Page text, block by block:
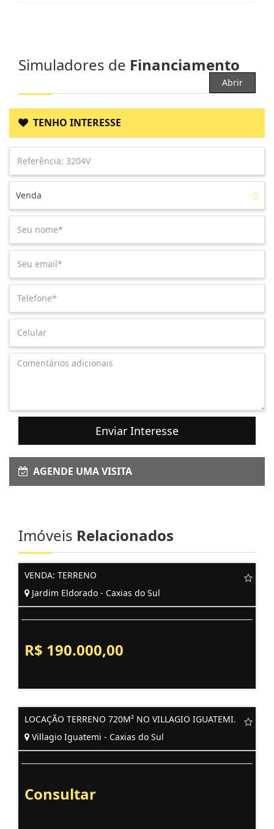
Simuladores de Financiamento
Abrir
TENHO INTERESSE
Venda
Enviar Interesse
AGENDE UMA VISITA
Imóveis Relacionados
VENDA: TERRENO
Jardim Eldorado - Caxias do Sul
R$ 190.000,00
LOCAÇÃO TERRENO 720M² NO VILLAGIO IGUATEMI.
Villagio Iguatemi - Caxias do Sul
Consultar